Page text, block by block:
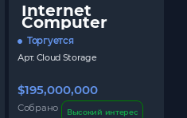
Internet
Computer
Торгуется
Арт. Cloud Storage
$195,000,000
Собрано Высокий интерес